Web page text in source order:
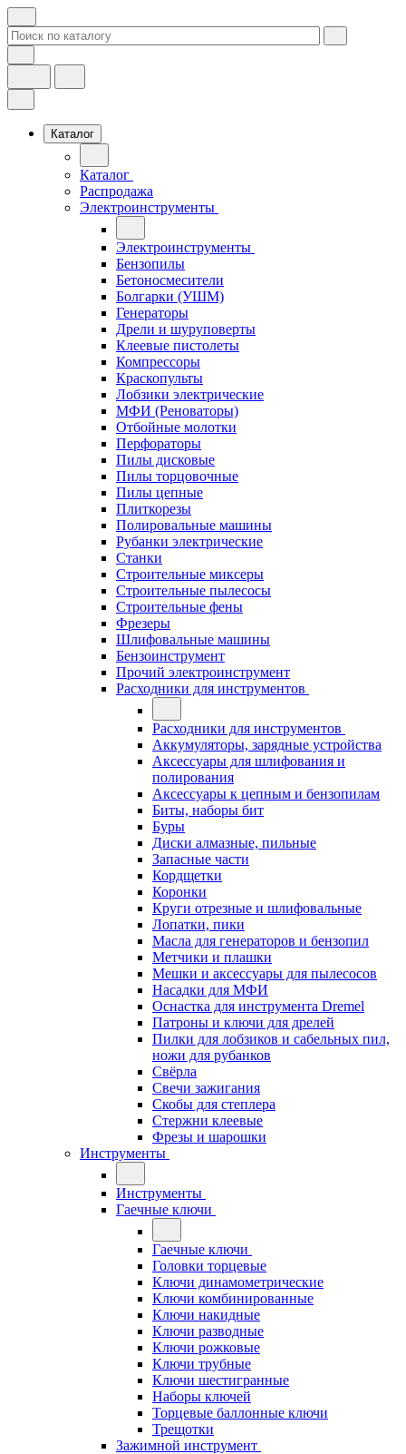
Каталог
Каталог
Распродажа
Электроинструменты
Электроинструменты
Бензопилы
Бетоносмесители
Болгарки (УШМ)
Генераторы
Дрели и шуруповерты
Клеевые пистолеты
Компрессоры
Краскопульты
Лобзики электрические
МФИ (Реноваторы)
Отбойные молотки
Перфораторы
Пилы дисковые
Пилы торцовочные
Пилы цепные
Плиткорезы
Полировальные машины
Рубанки электрические
Станки
Строительные миксеры
Строительные пылесосы
Строительные фены
Фрезеры
Шлифовальные машины
Бензоинструмент
Прочий электроинструмент
Расходники для инструментов
Расходники для инструментов
Аккумуляторы, зарядные устройства
Аксессуары для шлифования и
полирования
Аксессуары к цепным и бензопилам
Биты, наборы бит
Буры
Диски алмазные, пильные
Запасные части
Кордщетки
Коронки
Круги отрезные и шлифовальные
Лопатки, пики
Масла для генераторов и бензопил
Метчики и плашки
Мешки и аксессуары для пылесосов
Насадки для МФИ
Оснастка для инструмента Dremel
Патроны и ключи для дрелей
Пилки для лобзиков и сабельных пил,
ножи для рубанков
Свёрла
Свечи зажигания
Скобы для степлера
Стержни клеевые
Фрезы и шарошки
Инструменты
Инструменты
Гаечные ключи
Гаечные ключи
Головки торцевые
Ключи динамометрические
Ключи комбинированные
Ключи накидные
Ключи разводные
Ключи рожковые
Ключи трубные
Ключи шестигранные
Наборы ключей
Торцевые баллонные ключи
Трещотки
Зажимной инструмент